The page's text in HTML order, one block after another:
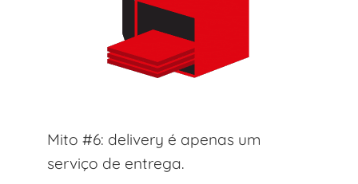
Mito #6: delivery é apenas um
serviço de entrega.